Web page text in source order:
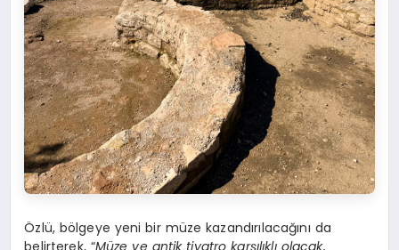
Özlü, bölgeye yeni bir müze kazandırılacağını da
belirterek, “Müze ve antik tiyatro karşılıklı olacak,